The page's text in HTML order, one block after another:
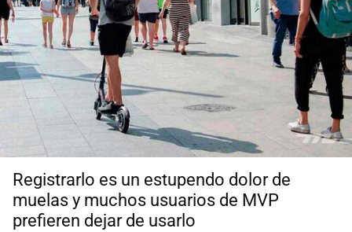
Registrarlo es un estupendo dolor de
muelas y muchos usuarios de MVP
prefieren dejar de usarlo